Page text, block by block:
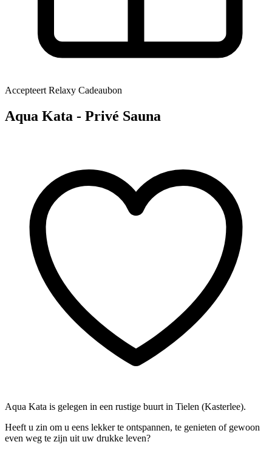
Accepteert Relaxy Cadeaubon
Aqua Kata - Privé Sauna
Aqua Kata is gelegen in een rustige buurt in Tielen (Kasterlee).
Heeft u zin om u eens lekker te ontspannen, te genieten of gewoon
even weg te zijn uit uw drukke leven?